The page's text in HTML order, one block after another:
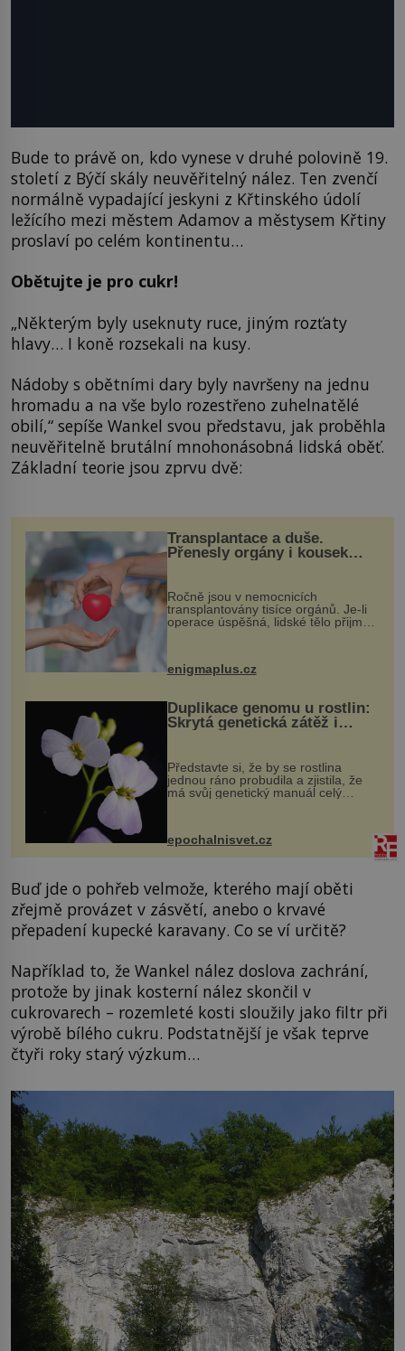
Bude to právě on, kdo vynese v druhé polovině 19.
století z Býčí skály neuvěřitelný nález. Ten zvenčí
normálně vypadající jeskyni z Křtinského údolí
ležícího mezi městem Adamov a městysem Křtiny
proslaví po celém kontinentu…
Obětujte je pro cukr!
„Některým byly useknuty ruce, jiným rozťaty
hlavy… I koně rozsekali na kusy.
Nádoby s obětními dary byly navršeny na jednu
hromadu a na vše bylo rozestřeno zuhelnatělé
obilí,“ sepíše Wankel svou představu, jak proběhla
neuvěřitelně brutální mnohonásobná lidská oběť.
Základní teorie jsou zprvu dvě:
Transplantace a duše.
Přenesly orgány i kousek
Ročně jsou v nemocnicích
transplantovány tisíce orgánů. Je-li
operace úspěšná, lidské tělo přijme
enigmaplus.cz
Duplikace genomu u rostlin:
Skrytá genetická zátěž i
Představte si, že by se rostlina
jednou ráno probudila a zjistila, že
má svůj genetický manuál celý
vstupenka...
epochalnisvet.cz
Buď jde o pohřeb velmože, kterého mají oběti
zřejmě provázet v zásvětí, anebo o krvavé
přepadení kupecké karavany. Co se ví určitě?
Například to, že Wankel nález doslova zachrání,
protože by jinak kosterní nález skončil v
cukrovarech – rozemleté kosti sloužily jako filtr při
výrobě bílého cukru. Podstatnější je však teprve
čtyři roky starý výzkum…